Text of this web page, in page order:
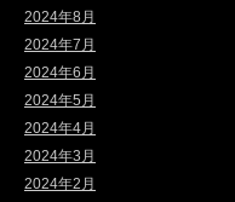
2024年8月
2024年7月
2024年6月
2024年5月
2024年4月
2024年3月
2024年2月